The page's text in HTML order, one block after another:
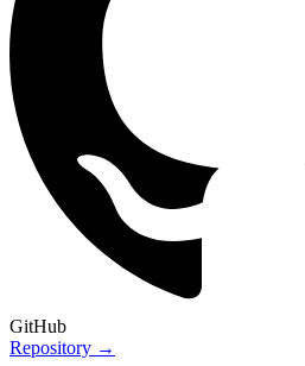
GitHub
Repository →